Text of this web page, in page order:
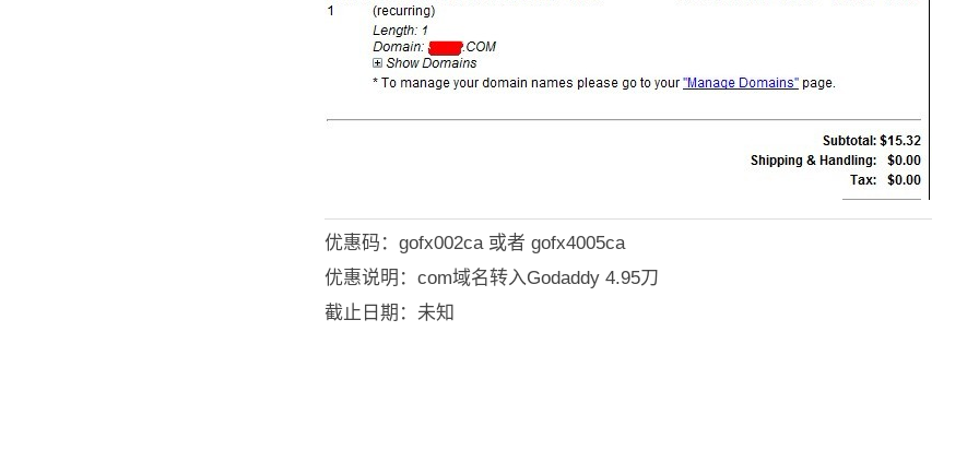
优惠码：gofx002ca 或者 gofx4005ca
优惠说明：com域名转入Godaddy 4.95刀
截止日期：未知